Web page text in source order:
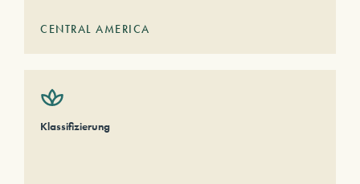
CENTRAL AMERICA
Klassifizierung